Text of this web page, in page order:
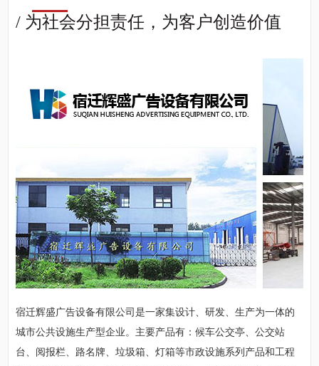
/ 为社会分担责任，为客户创造价值
宿迁辉盛广告设备有限公司是一家集设计、研发、生产为一体的
城市公共设施生产型企业。主要产品有：候车公交亭、公交站
台、阅报栏、路名牌、垃圾箱、灯箱等市政设施系列产品和工程